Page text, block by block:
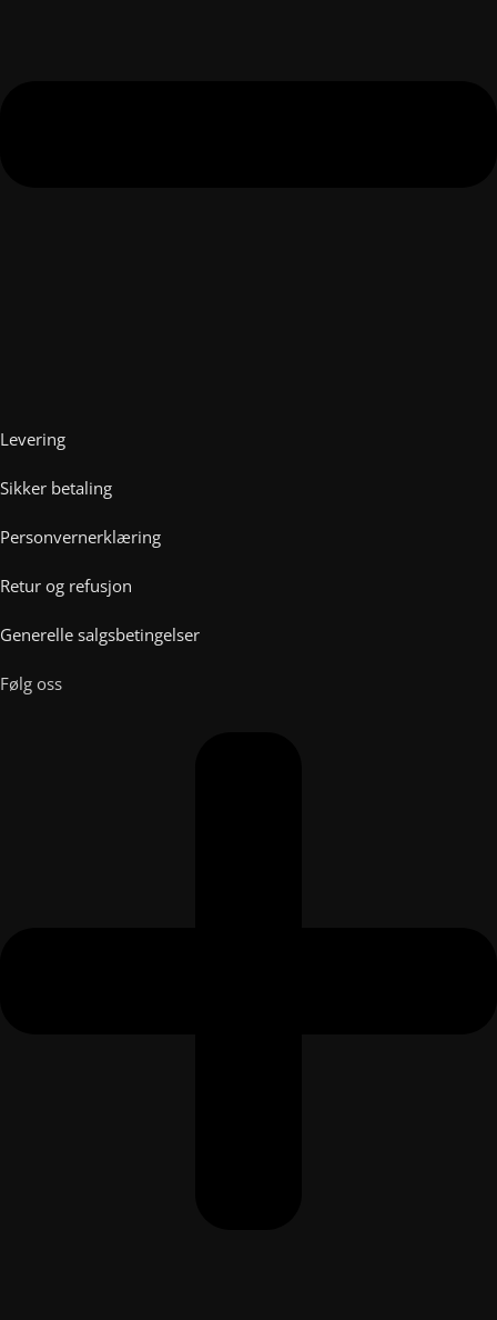
Levering
Sikker betaling
Personvernerklæring
Retur og refusjon
Generelle salgsbetingelser
Følg oss